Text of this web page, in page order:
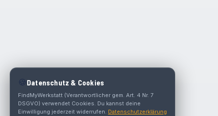
🍪 Datenschutz & Cookies
FindMyWerkstatt (Verantwortlicher gem. Art. 4 Nr. 7
DSGVO) verwendet Cookies. Du kannst deine
Einwilligung jederzeit widerrufen. Datenschutzerklärung